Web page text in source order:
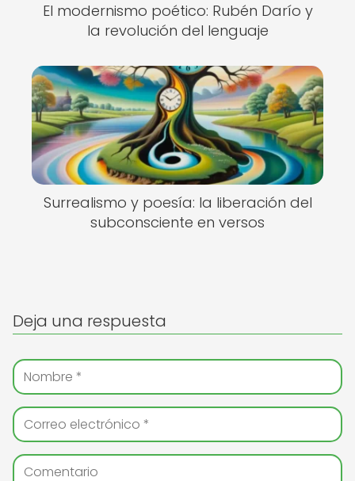
El modernismo poético: Rubén Darío y
la revolución del lenguaje
Surrealismo y poesía: la liberación del
subconsciente en versos
Deja una respuesta